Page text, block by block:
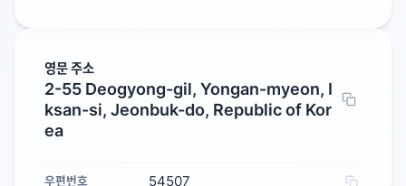
영문 주소
2-55 Deogyong-gil, Yongan-myeon, I
ksan-si, Jeonbuk-do, Republic of Kor
ea
우편번호 54507